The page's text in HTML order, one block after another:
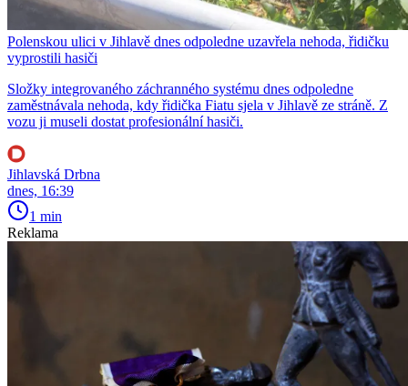
Polenskou ulici v Jihlavě dnes odpoledne uzavřela nehoda, řidičku
vyprostili hasiči
Složky integrovaného záchranného systému dnes odpoledne
zaměstnávala nehoda, kdy řidička Fiatu sjela v Jihlavě ze stráně. Z
vozu ji museli dostat profesionální hasiči.
Jihlavská Drbna
dnes, 16:39
1 min
Reklama